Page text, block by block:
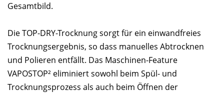
Gesamtbild.
Die TOP-DRY-Trocknung sorgt für ein einwandfreies
Trocknungsergebnis, so dass manuelles Abtrocknen
und Polieren entfällt. Das Maschinen-Feature
VAPOSTOP² eliminiert sowohl beim Spül- und
Trocknungsprozess als auch beim Öffnen der